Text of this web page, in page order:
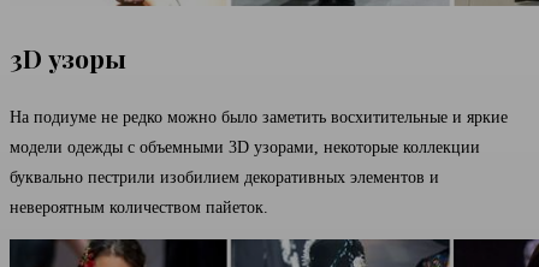
3D узоры
На подиуме не редко можно было заметить восхитительные и яркие
модели одежды с объемными 3D узорами, некоторые коллекции
буквально пестрили изобилием декоративных элементов и
невероятным количеством пайеток.